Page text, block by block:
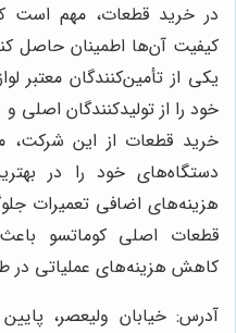
در خرید قطعات، مهم است
کیفیت آن‌ها اطمینان حاصل
یکی از تأمین‌کنندگان معتبر
خود را از تولیدکنندگان
خرید قطعات از این شرکت،
دستگاه‌های خود را در
هزینه‌های اضافی تعمیرات
قطعات اصلی کوماتسو
کاهش هزینه‌های عملیاتی در
آدرس: خيابان وليعصر،